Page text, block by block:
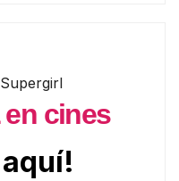
en cines
aquí!